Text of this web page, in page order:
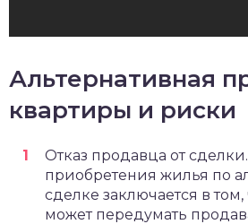
Альтернативная
квартиры и риски
Отказ продавца от
приобретения жилья по
сделке заключается в
может передумать